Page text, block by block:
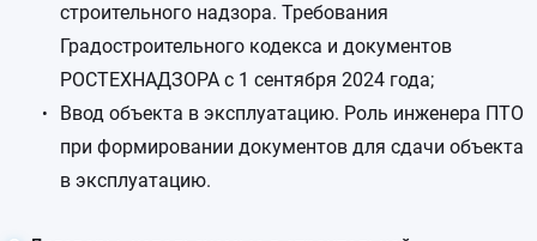
строительного надзора. Требования
Градостроительного кодекса и документов
РОСТЕХНАДЗОРА с 1 сентября 2024 года;
Ввод объекта в эксплуатацию. Роль инженера ПТО
при формировании документов для сдачи объекта
в эксплуатацию.